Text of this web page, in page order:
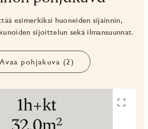
esimerkiksi huoneiden sijainnin,
sijoittelun sekä ilmansuunnat.
Avaa pohjakuva (2)
Avaa